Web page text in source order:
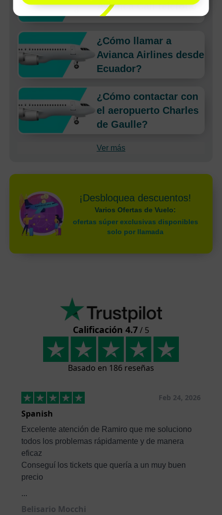
Avianca Cali teléfono?
¿Cómo llamar a
Avianca Airlines desde
Ecuador?
¿Cómo contactar con
el aeropuerto Charles
de Gaulle?
Ver más
¡Desbloquea descuentos!
Varios Ofertas de Vuelo:
ofertas súper exclusivas disponibles
solo por llamada
Calificación 4.7/ 5
Basado en 186 reseñas
Feb 24, 2026
Spanish
Excelente atención de Ramiro que me soluciono
todos los problemas rápidamente y de manera
eficaz
Conseguí los tickets que quería a un muy buen
precio
...
Belisario Mocchi